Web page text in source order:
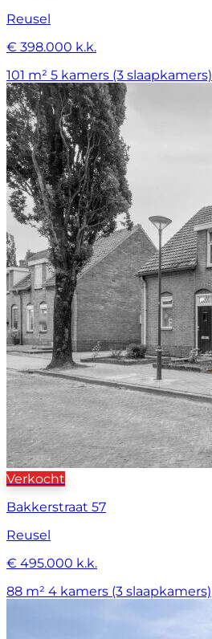
Reusel
€ 398.000 k.k.
101 m² 5 kamers (3 slaapkamers)
Verkocht
Bakkerstraat 57
Reusel
€ 495.000 k.k.
88 m² 4 kamers (3 slaapkamers)